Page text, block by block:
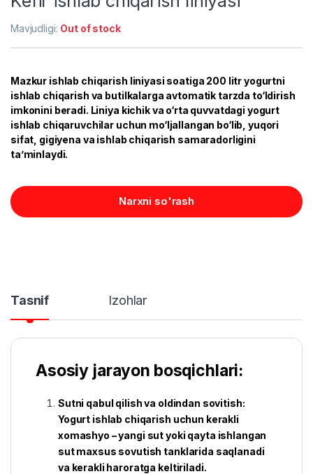
Mavjudligi: Out of stock
Mazkur ishlab chiqarish liniyasi soatiga 200 litr yogurtni
ishlab chiqarish va butilkalarga avtomatik tarzda to‘ldirish
imkonini beradi. Liniya kichik va o‘rta quvvatdagi yogurt
ishlab chiqaruvchilar uchun mo‘ljallangan bo‘lib, yuqori
sifat, gigiyena va ishlab chiqarish samaradorligini
ta’minlaydi.
Narxni so'rash
Tasnif Izohlar
Asosiy jarayon bosqichlari:
Sutni qabul qilish va oldindan sovitish:
Yogurt ishlab chiqarish uchun kerakli
xomashyo – yangi sut yoki qayta ishlangan
sut maxsus sovutish tanklarida saqlanadi
va kerakli haroratga keltiriladi.